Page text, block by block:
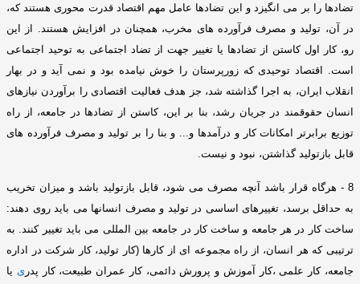
تضادها را بر می انگیزد و این تضادها عامل مهم اقتصاد قدرت محوری هستند که،
در آن، تولید و مصرف فرآورده های مخرب، همچنان در افزایش هستند
از این
رو، کار اول کاستن از تضادها یا تغییر جهت از تضاد اجتماعی به توحید اجتماعی
است.
اقتصاد توحیدی که زورپرستان را خوش نیامده بود و نمی آید و در بهار
انقلاب ایران، به اجرا گذاشته شد، جز هدف فعالیت اقتصادی را برآوردن نیازهای
انسان حقوقمند در جریان رشد، بنا بر این، کاستن از تضادها در جامعه، از راه
توزیع برابرتر امکانات کار و درآمدها و
و بنا را بر تولید و مصرف فرآورده های
قابل بازتولید گذاشتن، نبود و نیست
8 -
هرگاه قرار باشد آنچه مصرف می شود، قابل بازتولید باشد و میزان تخریب
به حداقل برسد، تغییرهای اساسی در تولید و مصرف انسانها می باید روی دهند :
ساخت کار در هر جامعه و ساخت کار در جامعه بین المللی می باید تغییر کنند
به
ترتیبی که هر انسان، از راه مجموعه ای از کارها(کار تولید، کار شرکت در اداره
جامعه، کار علمی ،کار آموزش و پرورش دائمی، کار عمران طبیعت، کار پدری یا